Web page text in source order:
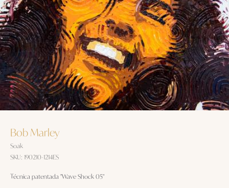
Bob Marley
Soak
SKU: 190210-1214ES
Técnica patentada "Wave Shock 05"